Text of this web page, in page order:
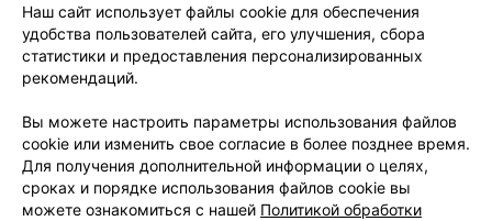
Добавить специалиста
Наш сайт использует файлы cookie для обеспечения
удобства пользователей сайта, его улучшения, сбора
статистики и предоставления персонализированных
рекомендаций.
Вы можете настроить параметры использования файлов
cookie или изменить свое согласие в более позднее время.
Для получения дополнительной информации о целях,
сроках и порядке использования файлов cookie вы
можете ознакомиться с нашей Политикой обработки